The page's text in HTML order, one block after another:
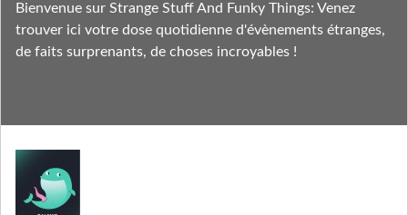
Fil des commentaires
Bienvenue sur Strange Stuff And Funky Things: Venez
trouver ici votre dose quotidienne d'évènements étranges,
de faits surprenants, de choses incroyables !